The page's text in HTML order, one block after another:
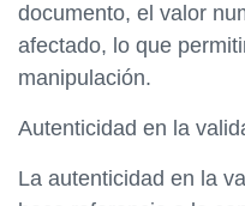
documento, el valor
afectado, lo que
manipulación.
Autenticidad en la
La autenticidad en la